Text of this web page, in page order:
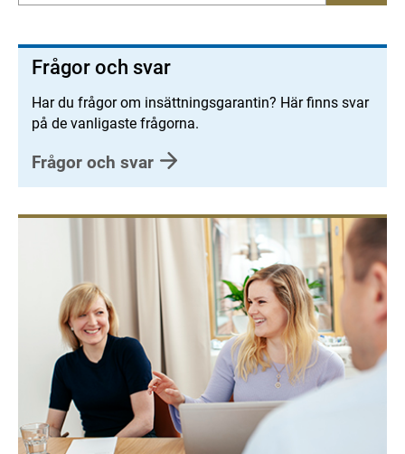
Frågor och svar
Har du frågor om insättningsgarantin? Här finns svar
på de vanligaste frågorna.
Frågor och svar